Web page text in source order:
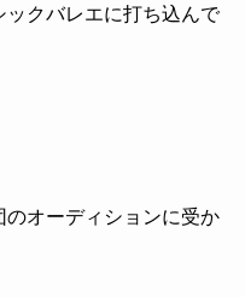
クバレエに打ち込んで
オーディションに受か